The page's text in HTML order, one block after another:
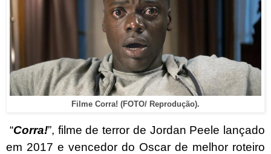
Filme Corra! (FOTO/ Reprodução).
“Corra!”, filme de terror de Jordan Peele lançado
em 2017 e vencedor do Oscar de melhor roteiro